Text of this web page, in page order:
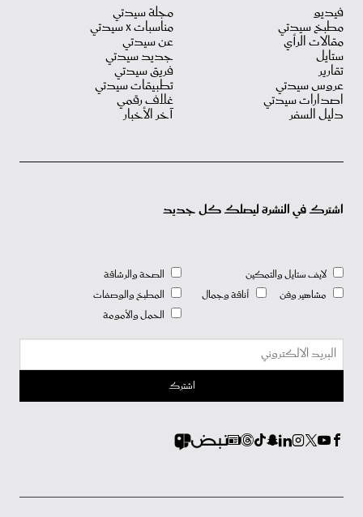
فيديو
مطبخ سيدتي
مقالات الرأي
ستايل
تقارير
عروس سيدتي
اصدارات سيدتي
دليل السفر
مجلة سيدتي
مناسبات X سيدتي
عن سيدتي
جديد سيدتي
فريق سيدتي
تطبيقات سيدتي
غلاف رقمي
آخر الأخبار
اشترك في النشرة ليصلك كل جديد
لايف ستايل والتمكين
مشاهير وفن
أناقة وجمال
الصحة والرشاقة
المطبخ والوصفات
الحمل والأمومة